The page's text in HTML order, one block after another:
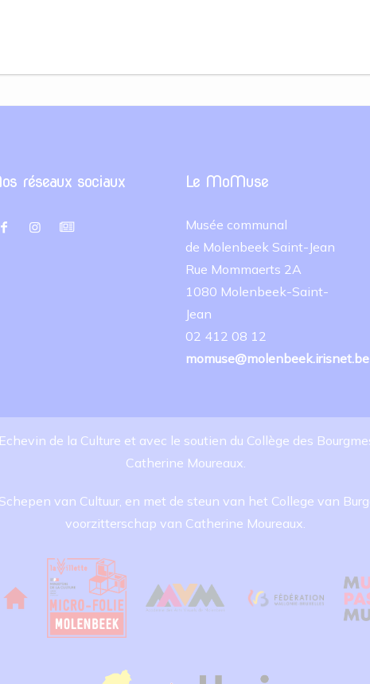
réseaux sociaux Le MoMuse
Musée communal
de Molenbeek Saint-Jean
Rue Mommaerts 2A
1080 Molenbeek-Saint-
Jean
02 412 08 12
momuse@molenbeek.irisnet.be
de la Culture et avec le soutien du Collège des
Catherine Moureaux.
van Cultuur, en met de steun van het College van
voorzitterschap van Catherine Moureaux.